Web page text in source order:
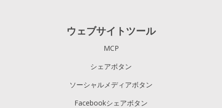
ウェブサイトツール
MCP
シェアボタン
ソーシャルメディアボタン
Facebookシェアボタン